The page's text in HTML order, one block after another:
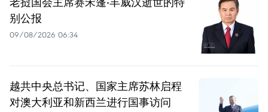
别公报
09/08/2026 06:34
越共中央总书记、国家主席苏林启程
对澳大利亚和新西兰进行国事访问